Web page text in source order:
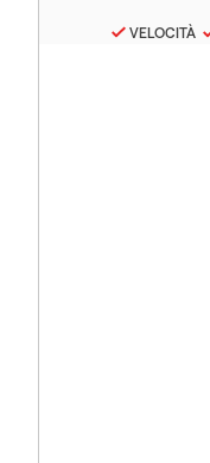
VELOCITÀ